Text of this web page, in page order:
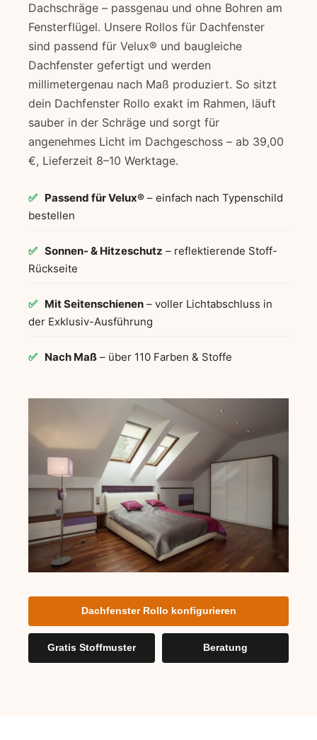
Dachschräge – passgenau und ohne Bohren am
Fensterflügel. Unsere Rollos für Dachfenster
sind passend für Velux® und baugleiche
Dachfenster gefertigt und werden
millimetergenau nach Maß produziert. So sitzt
dein Dachfenster Rollo exakt im Rahmen, läuft
sauber in der Schräge und sorgt für
angenehmes Licht im Dachgeschoss – ab 39,00
€, Lieferzeit 8–10 Werktage.
✅ Passend für Velux® – einfach nach Typenschild
bestellen
✅ Sonnen- & Hitzeschutz – reflektierende Stoff-
Rückseite
✅ Mit Seitenschienen – voller Lichtabschluss in
der Exklusiv-Ausführung
✅ Nach Maß – über 110 Farben & Stoffe
Dachfenster Rollo konfigurieren
Gratis Stoffmuster Beratung